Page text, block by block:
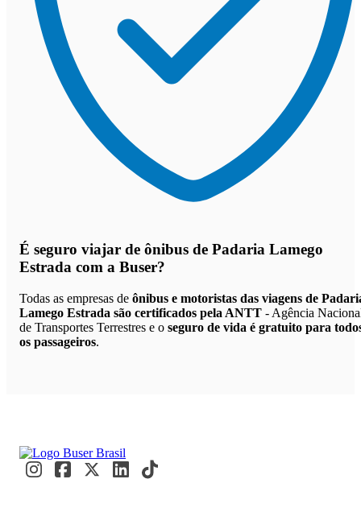
É seguro viajar de ônibus de Padaria Lamego
Estrada com a Buser?
Todas as empresas de ônibus e motoristas das viagens de
Lamego Estrada são certificados pela ANTT - Agência
de Transportes Terrestres e o seguro de vida é gratuito para
os passageiros.